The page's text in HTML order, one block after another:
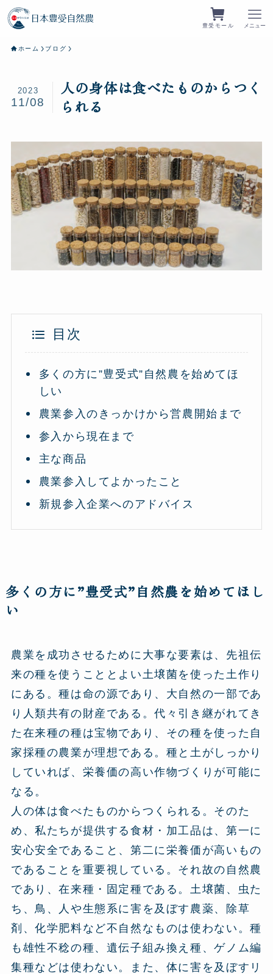
豊受モール メニュー
ホーム ブログ
人の身体は食べたものからつく
られる
2023
11/08
目次
多くの方に”豊受式”自然農を始めてほ
しい
農業参入のきっかけから営農開始まで
参入から現在まで
主な商品
農業参入してよかったこと
新規参入企業へのアドバイス
多くの方に”豊受式”自然農を始めてほし
い
農業を成功させるために大事な要素は、先祖伝
来の種を使うこととよい土壌菌を使った土作り
にある。種は命の源であり、大自然の一部であ
り人類共有の財産である。代々引き継がれてき
た在来種の種は宝物であり、その種を使った自
家採種の農業が理想である。種と土がしっかり
していれば、栄養価の高い作物づくりが可能に
なる。
人の体は食べたものからつくられる。そのた
め、私たちが提供する食材・加工品は、第一に
安心安全であること、第二に栄養価が高いもの
であることを重要視している。それ故の自然農
であり、在来種・固定種である。土壌菌、虫た
ち、鳥、人や生態系に害を及ぼす農薬、除草
剤、化学肥料など不自然なものは使わない。種
も雄性不稔の種、遺伝子組み換え種、ゲノム編
集種などは使わない。また、体に害を及ぼすリ